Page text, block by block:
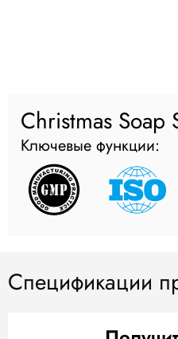
Christmas Soap
Ключевые функции:
Спецификации